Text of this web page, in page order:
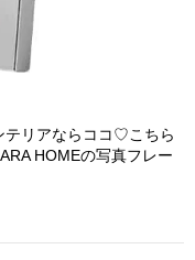
テリアならココ♡こちら
HOMEの写真フレー